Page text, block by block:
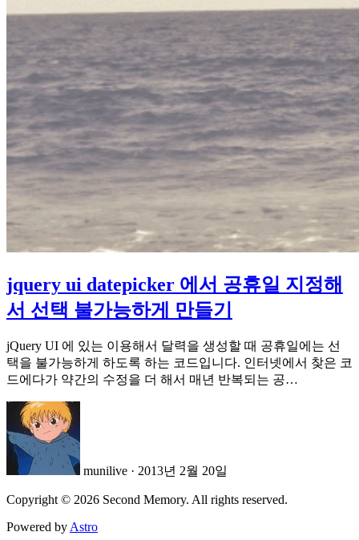
jquery ui datepicker 에서 공휴일 지정해
서 선택 불가능하게 만들기
jQuery UI 에 있는 이용해서 달력을 생성할 때 공휴일에는 선
택을 불가능하게 하도록 하는 코드입니다. 인터넷에서 찾은 코
드에다가 약간의 수정을 더 해서 매년 반복되는 공…
munilive · 2013년 2월 20일
Copyright © 2026 Second Memory. All rights reserved.
Powered byAstro